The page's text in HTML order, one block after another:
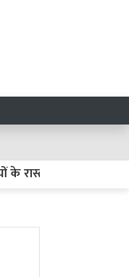
से गौवंश पकड़ने पर